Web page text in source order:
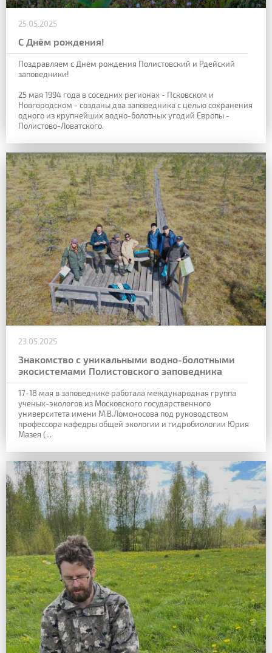
25.05.2025
С Днём рождения!
Поздравляем с Днём рождения Полистовский и Рдейский
заповедники!
25 мая 1994 года в соседних регионах - Псковском и
Новгородском - созданы два заповедника с целью сохранения
одного из крупнейших водно-болотных угодий Европы -
Полистово-Ловатского.
23.05.2025
Знакомство с уникальными водно-болотными
экосистемами Полистовского заповедника
17-18 мая в заповеднике работала международная группа
ученых-экологов из Московского государственного
университета имени М.В.Ломоносова под руководством
профессора кафедры общей экологии и гидробиологии Юрия
Мазея (...